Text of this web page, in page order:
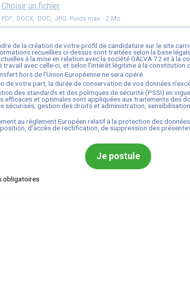
Choisir un fichier
Format: .PDF, .DOCX, .DOC, .JPG. Poids max. : 2 Mo.
de la création de votre profil de candidature sur le site
recueillies ci-dessus sont traitées selon la base
à la mise en relation avec la sociétéGALVA 72 et à la
travail avec celle-ci, et selon l’intérêt légitime à la constitution
hors de l’Union Européenne ne sera opéré.
de votre part, la durée de conservation de vos données
des standards et des politiques de sécurité (PSSI) en
efficaces et optimales sont appliquées aux traitements des
sécurisés, gestion des droits et administration,
au règlement Européen relatif à la protection des
d’accès de rectification, de suppression des
Je postule
obligatoires